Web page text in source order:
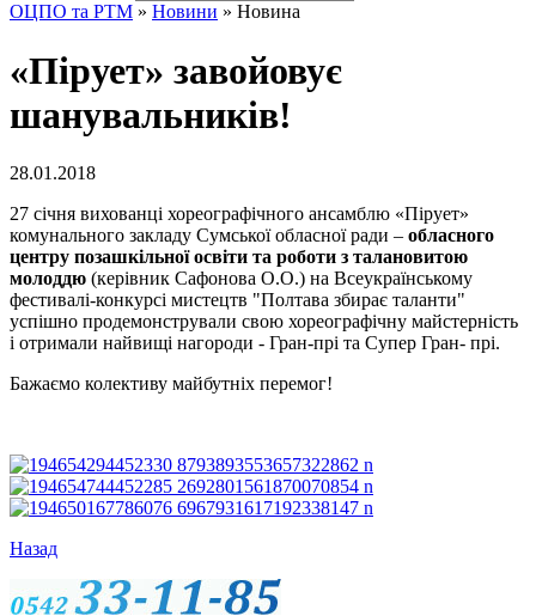
ОЦПО та РТМ » Новини » Новина
«Пірует» завойовує
шанувальників!
28.01.2018
27 січня вихованці хореографічного ансамблю «Пірует»
комунального закладу Сумської обласної ради – обласного
центру позашкільної освіти та роботи з талановитою
молоддю (керівник Сафонова О.О.) на Всеукраїнському
фестивалі-конкурсі мистецтв "Полтава збирає таланти"
успішно продемонстрували свою хореографічну майстерність
і отримали найвищі нагороди - Гран-прі та Супер Гран- прі.
Бажаємо колективу майбутніх перемог!
Назад